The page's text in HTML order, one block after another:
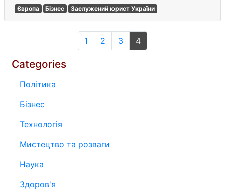
Європа Бізнес Заслужений юрист України
1 2 3 4
Categories
Політика
Бізнес
Технологія
Мистецтво та розваги
Наука
Здоров'я